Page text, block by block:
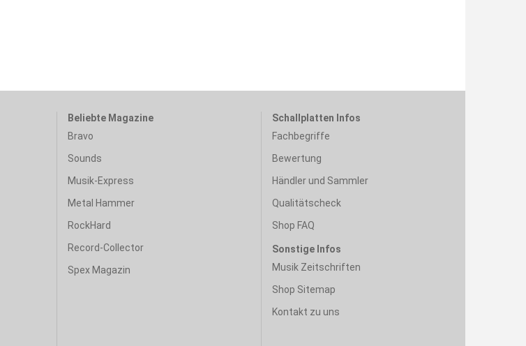
Beliebte Magazine
Bravo
Sounds
Musik-Express
Metal Hammer
RockHard
Record-Collector
Spex Magazin
Schallplatten Infos
Fachbegriffe
Bewertung
Händler und Sammler
Qualitätscheck
Shop FAQ
Sonstige Infos
Musik Zeitschriften
Shop Sitemap
Kontakt zu uns